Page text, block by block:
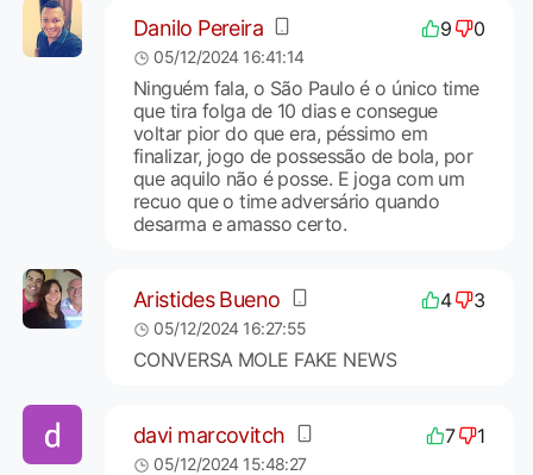
Danilo Pereira 9 0
05/12/2024 16:41:14
Ninguém fala, o São Paulo é o único time
que tira folga de 10 dias e consegue
voltar pior do que era, péssimo em
finalizar, jogo de possessão de bola, por
que aquilo não é posse. E joga com um
recuo que o time adversário quando
desarma e amasso certo.
Aristides Bueno 4 3
05/12/2024 16:27:55
CONVERSA MOLE FAKE NEWS
davi marcovitch 7 1
05/12/2024 15:48:27